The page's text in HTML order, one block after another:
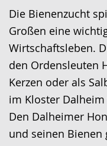
Sprache
wechseln.
Unterstützung.
in
Deutscher
Gebärdensprache
wird
angezeigt.
Die Bienenzucht
Großen eine
Wirtschaftsleben.
den Ordensleuten
Kerzen oder als
im Kloster
Den Dalheimer
und seinen Bienen